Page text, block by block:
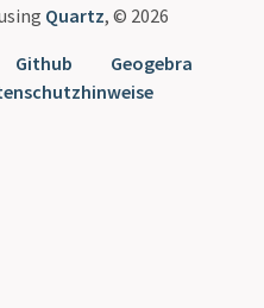
Quartz, © 2026
Github
Geogebra